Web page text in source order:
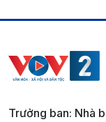
Trưởng ban: Nhà